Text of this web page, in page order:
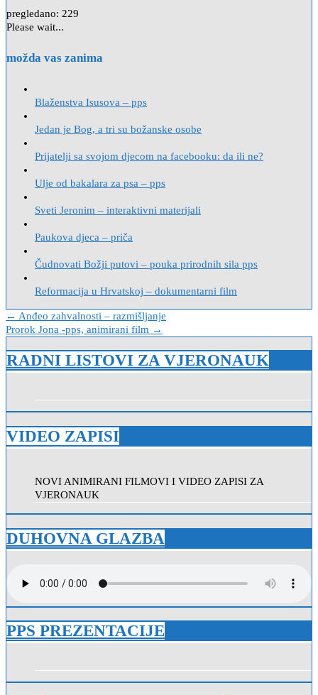
pregledano: 229
Please wait...
možda vas zanima
Blaženstva Isusova – pps
Jedan je Bog, a tri su božanske osobe
Prijatelji sa svojom djecom na facebooku: da ili ne?
Ulje od bakalara za psa – pps
Sveti Jeronim – interaktivni materijali
Paukova djeca – priča
Čudnovati Božji putovi – pouka prirodnih sila pps
Reformacija u Hrvatskoj – dokumentarni film
Navigacija
objava
← Anđeo zahvalnosti – razmišljanje
Prorok Jona -pps, animirani film →
RADNI LISTOVI ZA VJERONAUK
VIDEO ZAPISI
NOVI ANIMIRANI FILMOVI I VIDEO ZAPISI ZA
VJERONAUK
DUHOVNA GLAZBA
PPS PREZENTACIJE